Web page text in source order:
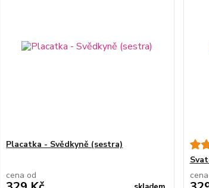
Placatka - Svědkyně (sestra)
cena od